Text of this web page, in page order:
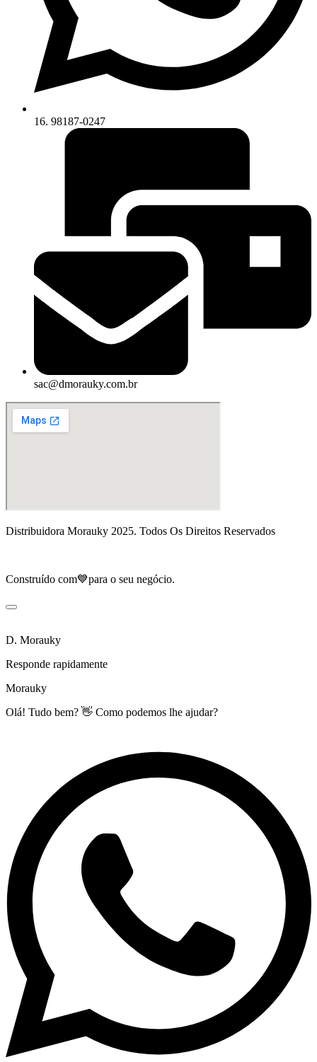
16. 98187-0247
sac@dmorauky.com.br
Distribuidora Morauky 2025. Todos Os Direitos Reservados
Construído com💙para o seu negócio.
D. Morauky
Responde rapidamente
Morauky
Olá! Tudo bem? 👋 Como podemos lhe ajudar?